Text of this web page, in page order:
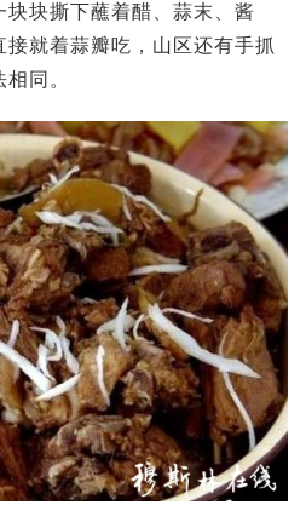
块撕下蘸着醋、蒜末、酱
就着蒜瓣吃，山区还有手抓
同。